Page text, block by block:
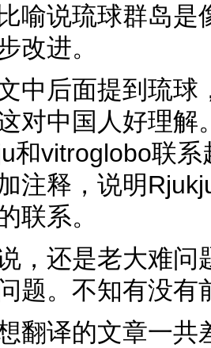
喻说琉球群岛是
改进。
中后面提到琉球
对中国人好理解
和vitroglobo联
注释，说明
联系。
，还是老大难问
题。不知有没有
翻译的文章一共